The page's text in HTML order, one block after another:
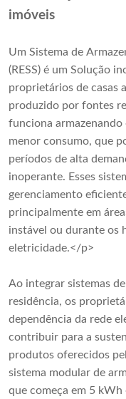
imóveis
Um Sistema de
(RESS) é um Solução
proprietários de casas
produzido por fontes
funciona
menor consumo, que
períodos de alta
inoperante. Esses
gerenciamento
principalmente em
instável ou durante os
eletricidade.</p>
Ao integrar sistemas
residência, os
dependência da rede
contribuir para a
produtos oferecidos
sistema modular de
que começa em 5